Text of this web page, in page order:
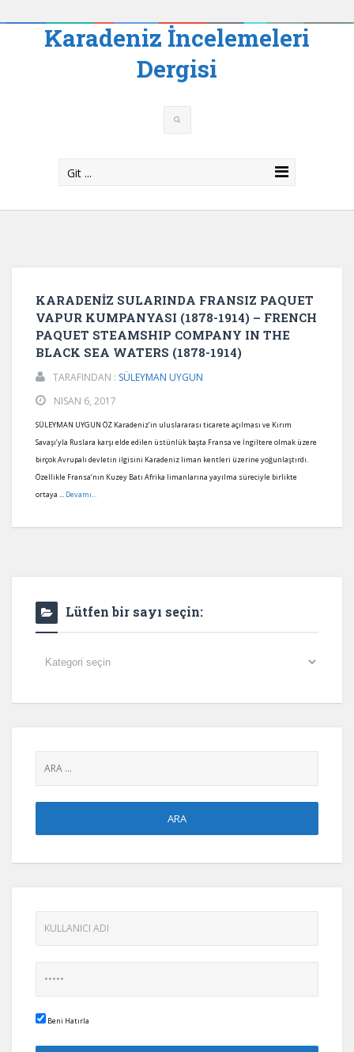
Karadeniz İncelemeleri
Dergisi
Git ...
KARADENİZ SULARINDA FRANSIZ PAQUET
VAPUR KUMPANYASI (1878-1914) – FRENCH
PAQUET STEAMSHIP COMPANY IN THE
BLACK SEA WATERS (1878-1914)
TARAFINDAN : SÜLEYMAN UYGUN
NISAN 6, 2017
SÜLEYMAN UYGUN ÖZ Karadeniz’in uluslararası ticarete açılması ve Kırım
Savaşı’yla Ruslara karşı elde edilen üstünlük başta Fransa ve İngiltere olmak üzere
birçok Avrupalı devletin ilgisini Karadeniz liman kentleri üzerine yoğunlaştırdı.
Özellikle Fransa’nın Kuzey Batı Afrika limanlarına yayılma süreciyle birlikte
ortaya ... Devamı...
Lütfen bir sayı seçin:
Lütfen
Beni Hatırla